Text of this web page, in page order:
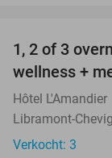
TODAY
1, 2 of 3
wellness +
Hôtel L'Amandier
Libramont-
Verkocht: 3